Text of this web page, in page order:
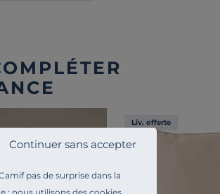
pas de surprise dans la
Continuer sans accepter
Liv. offerte